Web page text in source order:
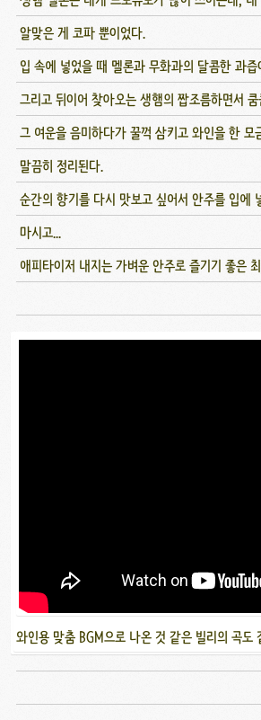
알맞은 게 코파 뿐이었다.
입 속에 넣었을 때 멜론과 무화과의 달콤한 과
그리고 뒤이어 찾아오는 생햄의 짭조름하면서
그 여운을 음미하다가 꿀꺽 삼키고 와인을 한 모
말끔히 정리된다.
순간의 향기를 다시 맛보고 싶어서 안주를 입에
마시고...
애피타이저 내지는 가벼운 안주로 즐기기 좋은
와인용 맞춤 BGM으로 나온 것 같은 빌리의 곡도